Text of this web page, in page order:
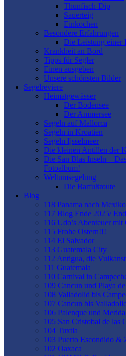
Thunfisch-Dip
Sauerteig
Einkochen
Besondere Erfahrungen
Die Leistung einer
Krankheit an Bord
Tipps für Segler
Einen ausgeben
Unsere schönsten Bilder
Segelreviere
Heimatgewässer
Der Bodensee
Der Ammersee
Segeln auf Mallorca
Segeln in Kroatien
Segeln Ijsselmeer
Die kleinen Antillen der
Die San Blas Inseln –
Fotoalbum!
Weltumsegelung
Die Barfußroute
Blog
118 Panama nach
117 Blog Ende 2025/
116 Udo’s Abenteuer
115 Frohe Ostern!!!
114 El Salvador
113 Guatemala City
112 Antigua, die
111 Guatemala
110 Carnival in
109 Cancun und Playa
108 Valladolid bis
107 Cancun bis
106 Palenque und Merida
105 San Cristobal de las
104 Tuxtla
103 Puerto Escondido &
102 Oaxaca